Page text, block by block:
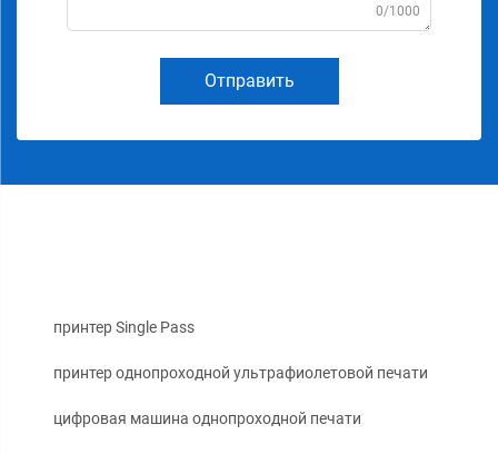
0/1000
Отправить
принтер Single Pass
принтер однопроходной ультрафиолетовой печати
цифровая машина однопроходной печати